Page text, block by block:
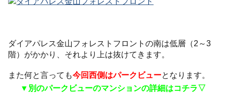
ダイアパレス金山フォレストフロントの南は低層（2～3
階）がかかり、それより上は抜けてきます。
また何と言っても今回西側はパークビューとなります。
▼別のパークビューのマンションの詳細はコチラ▽